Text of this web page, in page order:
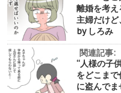
離婚を考
主婦だけど
by しろみ
関連記事:
“人様の子
をどこま
に盗んで